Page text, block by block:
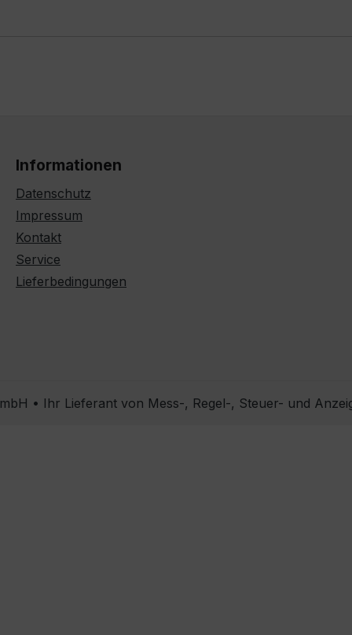
Informationen
Datenschutz
Impressum
Kontakt
Service
Lieferbedingungen
• Ihr Lieferant von Mess-, Regel-, Steuer- und